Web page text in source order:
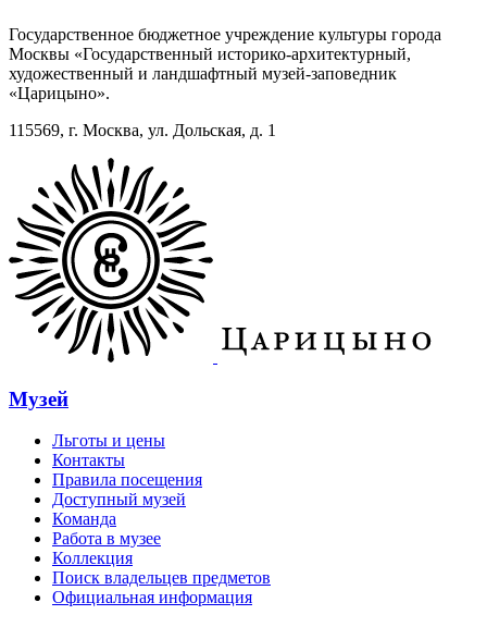
Государственное бюджетное учреждение культуры города
Москвы «Государственный историко-архитектурный,
художественный и ландшафтный музей-заповедник
«Царицыно».
115569, г. Москва, ул. Дольская, д. 1
Музей
Льготы и цены
Контакты
Правила посещения
Доступный музей
Команда
Работа в музее
Коллекция
Поиск владельцев предметов
Официальная информация